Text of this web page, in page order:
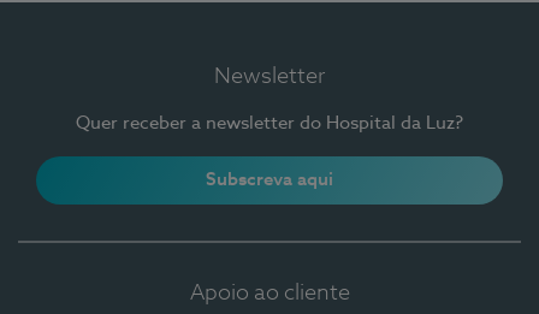
Newsletter
Quer receber a newsletter do Hospital da Luz?
Subscreva aqui
Apoio ao cliente